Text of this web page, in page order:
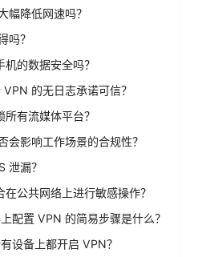
幅降低网速吗？
吗？
的数据安全吗？
的无日志承诺可信？
有流媒体平台？
会影响工作场景的合规性？
泄漏？
公共网络上进行敏感操作？
配置 VPN 的简易步骤是什么？
设备上都开启 VPN？